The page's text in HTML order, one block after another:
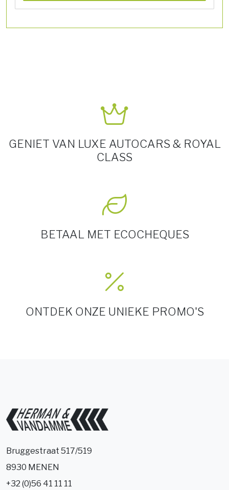
GENIET VAN LUXE AUTOCARS & ROYAL
CLASS
BETAAL MET ECOCHEQUES
ONTDEK ONZE UNIEKE PROMO'S
Bruggestraat 517/519
8930 MENEN
+32 (0)56 41 11 11